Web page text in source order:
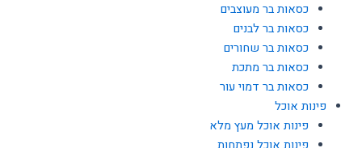
כסאות בר מעוצבים
כסאות בר לבנים
כסאות בר שחורים
כסאות בר מתכת
כסאות בר דמוי עור
פינות אוכל
פינות אוכל מעץ מלא